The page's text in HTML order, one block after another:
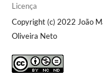
Licença
Copyright (c) 2022 João
Oliveira Neto